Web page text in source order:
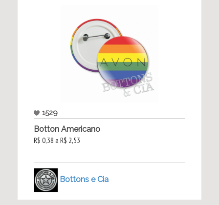
1529
Botton Americano
R$ 0,38 a R$ 2,53
Bottons e Cia